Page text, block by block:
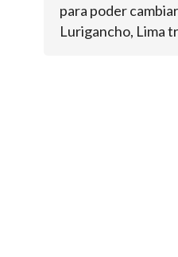
para poder
Lurigancho, Lima